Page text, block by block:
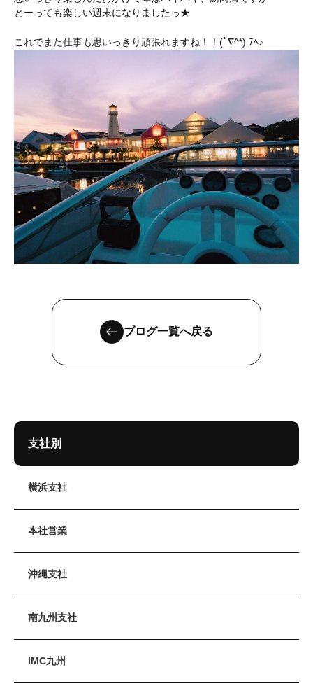
とーっても楽しい週末になりましたっ★
これでまた仕事も思いっきり頑張れますね！！(ﾟ∇^*) ﾃﾍ♪
ブログ一覧へ戻る
支社別
横浜支社
本社営業
沖縄支社
南九州支社
IMC九州